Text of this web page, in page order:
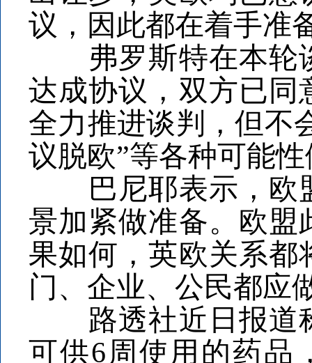
议，因此都在着手准
弗罗斯特在本轮谈
达成协议，双方已同
全力推进谈判，但不
议脱欧”等各种可能
巴尼耶表示，欧盟
景加紧做准备。欧盟
果如何，英欧关系都
门、企业、公民都应
路透社近日报道称
可供6周使用的药品